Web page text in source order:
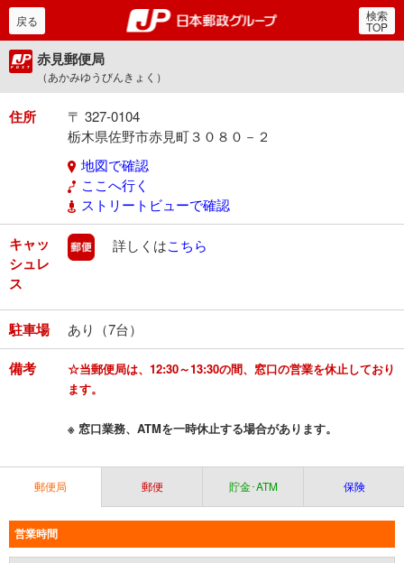
郵便局・日本郵政グルー
戻る 検索
TOP
赤見郵便局
（あかみゆうびんきょく）
住所
〒 327-0104
栃木県佐野市赤見町３０８０－２
地図で確認
ここへ行く
ストリートビューで確認
キャッ
シュレ
ス
郵便
詳しくはこちら
駐車場 あり（7台）
備考
☆当郵便局は、12:30～13:30の間、窓口の営業を休止しており
ます。
※ 窓口業務、ATMを一時休止する場合があります。
郵便局 郵便 貯金･ATM 保険
営業時間